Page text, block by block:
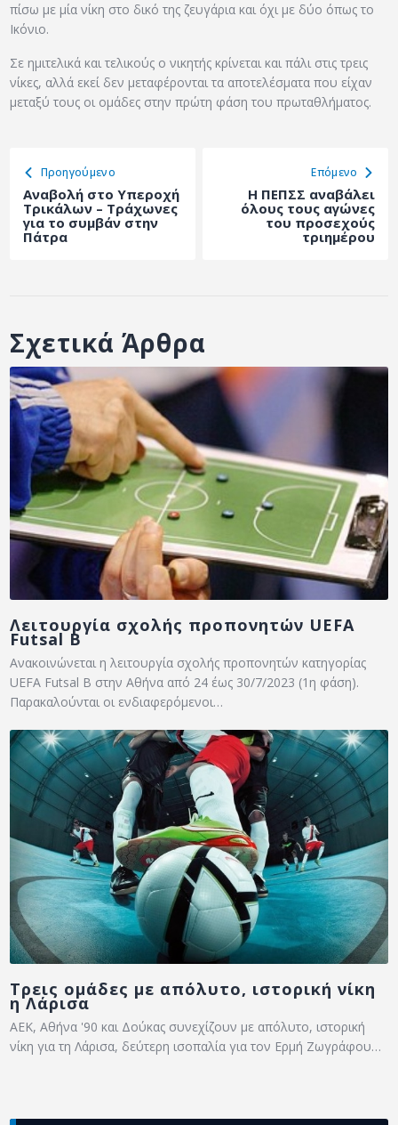
πίσω με μία νίκη στο δικό της ζευγάρια και όχι με δύο όπως το
Ικόνιο.
Σε ημιτελικά και τελικούς ο νικητής κρίνεται και πάλι στις τρεις
νίκες, αλλά εκεί δεν μεταφέρονται τα αποτελέσματα που είχαν
μεταξύ τους οι ομάδες στην πρώτη φάση του πρωταθλήματος.
Προηγούμενο
Αναβολή στο Υπεροχή
Τρικάλων – Τράχωνες
για το συμβάν στην
Πάτρα
Eπόμενο
Η ΠΕΠΣΣ αναβάλει
όλους τους αγώνες
του προσεχούς
τριημέρου
Σχετικά Άρθρα
Λειτουργία σχολής προπονητών UEFA
Futsal Β
Ανακοινώνεται η λειτουργία σχολής προπονητών κατηγορίας
UEFA Futsal Β στην Αθήνα από 24 έως 30/7/2023 (1η φάση).
Παρακαλούνται οι ενδιαφερόμενοι…
Τρεις ομάδες με απόλυτο, ιστορική νίκη
η Λάρισα
ΑΕΚ, Αθήνα '90 και Δούκας συνεχίζουν με απόλυτο, ιστορική
νίκη για τη Λάρισα, δεύτερη ισοπαλία για τον Ερμή Ζωγράφου…